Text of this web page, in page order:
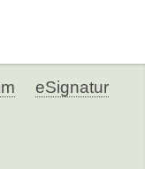
eSignatur